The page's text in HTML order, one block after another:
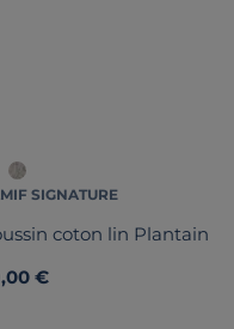
SIGNATURE
coton lin Plantain
€